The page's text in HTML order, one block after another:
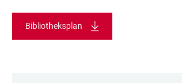
Bibliotheksplan